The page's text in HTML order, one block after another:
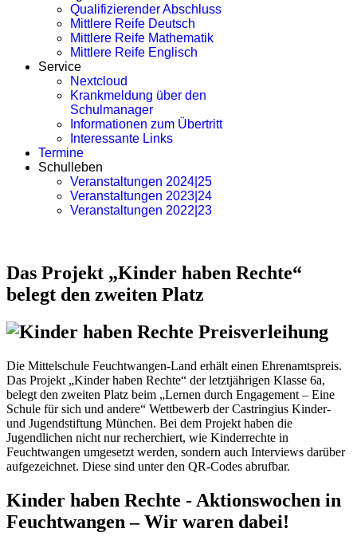
Qualifizierender Abschluss
Mittlere Reife Deutsch
Mittlere Reife Mathematik
Mittlere Reife Englisch
Service
Nextcloud
Krankmeldung über den
Schulmanager
Informationen zum Übertritt
Interessante Links
Termine
Schulleben
Veranstaltungen 2024|25
Veranstaltungen 2023|24
Veranstaltungen 2022|23
Das Projekt „Kinder haben Rechte“
belegt den zweiten Platz
Die Mittelschule Feuchtwangen-Land erhält einen Ehrenamtspreis.
Das Projekt „Kinder haben Rechte“ der letztjährigen Klasse 6a,
belegt den zweiten Platz beim „Lernen durch Engagement – Eine
Schule für sich und andere“ Wettbewerb der Castringius Kinder-
und Jugendstiftung München. Bei dem Projekt haben die
Jugendlichen nicht nur recherchiert, wie Kinderrechte in
Feuchtwangen umgesetzt werden, sondern auch Interviews darüber
aufgezeichnet. Diese sind unter den QR-Codes abrufbar.
Kinder haben Rechte - Aktionswochen in
Feuchtwangen – Wir waren dabei!